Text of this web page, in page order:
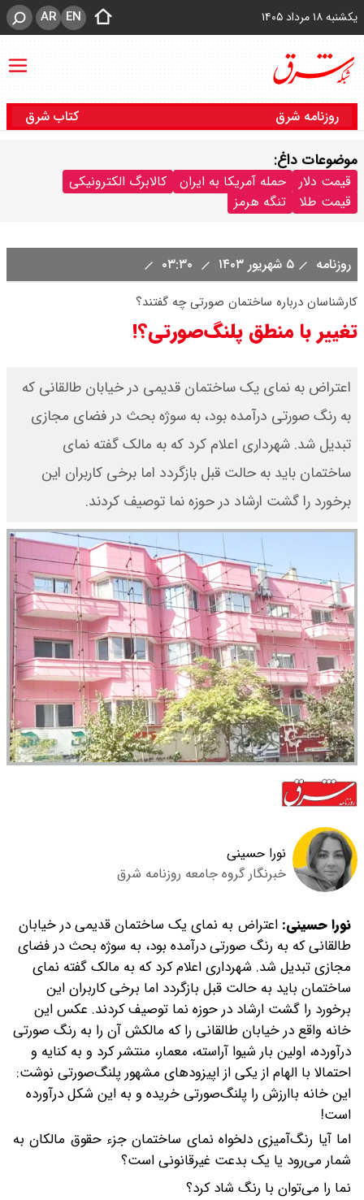
یکشنبه ۱۸ مرداد ۱۴۰۵ EN
AR
روزنامه شرق کتاب شرق
موضوعات داغ:
قیمت دلار حمله آمریکا به ایران
کالابرگ الکترونیکی
قیمت طلا
تنگه هرمز
روزنامه ۵ شهریور ۱۴۰۳
کارشناسان درباره ساختمان صورتی چه گفتند؟
تغییر با منطق پلنگ‌صورتی؟!
اعتراض به نمای یک ساختمان قدیمی در خیابان طالقانی که
به رنگ صورتی درآمده بود، به سوژه بحث در فضای مجازی
تبدیل شد. شهرداری اعلام کرد که به مالک گفته نمای
ساختمان باید به حالت قبل بازگردد اما برخی کاربران این
برخورد را گشت ارشاد در حوزه نما توصیف کردند.
نورا حسینی
خبرنگار گروه جامعه روزنامه شرق
نورا حسینی: اعتراض به نمای یک ساختمان قدیمی در خیابان
طالقانی که به رنگ صورتی درآمده بود، به سوژه بحث در فضای
مجازی تبدیل شد. شهرداری اعلام کرد که به مالک گفته نمای
ساختمان باید به حالت قبل بازگردد اما برخی کاربران این
برخورد را گشت ارشاد در حوزه نما توصیف کردند. عکس این
خانه واقع در خیابان طالقانی را که مالکش آن را به رنگ صورتی
درآورده، اولین بار شیوا آراسته، معمار، منتشر کرد و به کنایه و
احتمالا با الهام از یکی از اپیزودهای مشهور پلنگ‌صورتی نوشت:
این خانه باارزش را پلنگ‌صورتی خریده و به این شکل درآورده
است!
اما آیا رنگ‌آمیزی دلخواه نمای ساختمان جزء حقوق مالکان به‌
شمار می‌رود یا یک بدعت غیرقانونی است؟
نما را می‌توان با رنگ شاد کرد؟